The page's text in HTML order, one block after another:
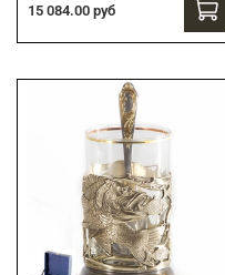
15 084.00 руб